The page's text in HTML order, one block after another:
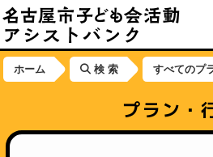
ホーム 検 索 すべてのプ
プラン・